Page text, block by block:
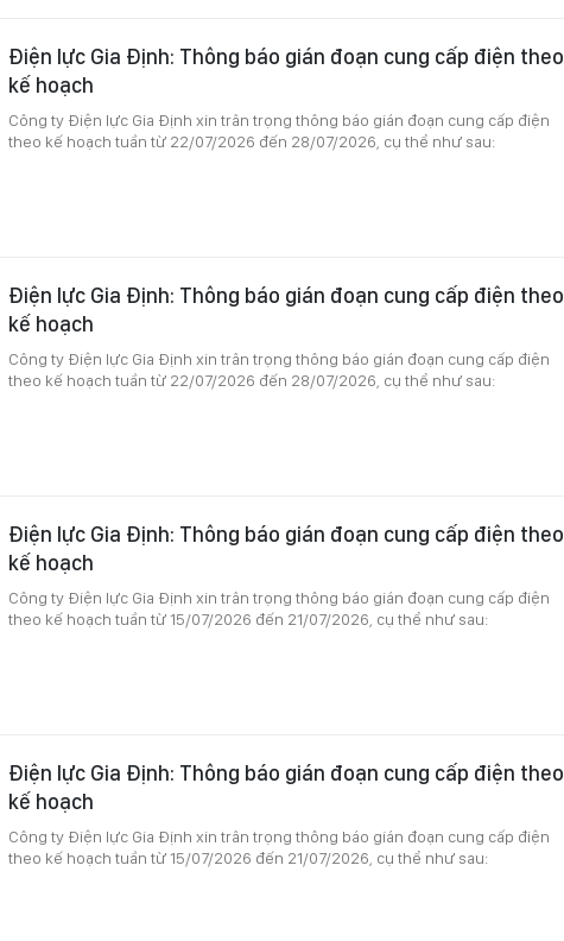
Điện lực Gia Định: Thông báo gián đoạn cung cấp điện theo
kế hoạch
Công ty Điện lực Gia Định xin trân trọng thông báo gián đoạn cung cấp điện
theo kế hoạch tuần từ 22/07/2026 đến 28/07/2026, cụ thể như sau:
Điện lực Gia Định: Thông báo gián đoạn cung cấp điện theo
kế hoạch
Công ty Điện lực Gia Định xin trân trọng thông báo gián đoạn cung cấp điện
theo kế hoạch tuần từ 22/07/2026 đến 28/07/2026, cụ thể như sau:
Điện lực Gia Định: Thông báo gián đoạn cung cấp điện theo
kế hoạch
Công ty Điện lực Gia Định xin trân trọng thông báo gián đoạn cung cấp điện
theo kế hoạch tuần từ 15/07/2026 đến 21/07/2026, cụ thể như sau:
Điện lực Gia Định: Thông báo gián đoạn cung cấp điện theo
kế hoạch
Công ty Điện lực Gia Định xin trân trọng thông báo gián đoạn cung cấp điện
theo kế hoạch tuần từ 15/07/2026 đến 21/07/2026, cụ thể như sau: